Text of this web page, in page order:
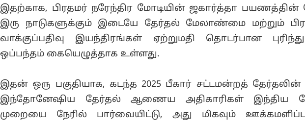
இதற்காக, பிரதமர் நரேந்திர மோடியின் ஜகார்த்தா பயணத்தின்
இரு நாடுகளுக்கும் இடையே தேர்தல் மேலாண்மை மற்றும்
வாக்குப்பதிவு இயந்திரங்கள் ஏற்றுமதி தொடர்பான
ஒப்பந்தம் கையெழுத்தாக உள்ளது.
இதன் ஒரு பகுதியாக, கடந்த 2025 பீகார் சட்டமன்றத் தேர்தலின்
இந்தோனேஷிய தேர்தல் ஆணைய அதிகாரிகள் இந்திய
முறையை நேரில் பார்வையிட்டு, அது மிகவும்